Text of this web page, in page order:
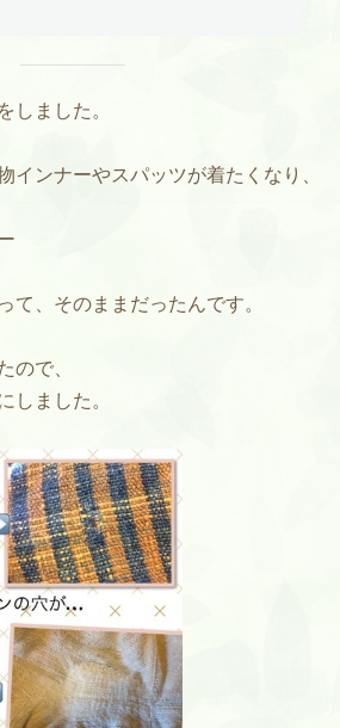
しました。
インナーやスパッツが着たくなり、
て、そのままだったんです。
ので、
しました。